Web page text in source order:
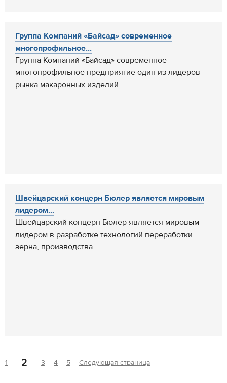
Группа Компаний «Байсад» современное
многопрофильное...
Группа Компаний «Байсад» современное
многопрофильное предприятие один из лидеров
рынка макаронных изделий....
Швейцарский концерн Бюлер является мировым
лидером...
Швейцарский концерн Бюлер является мировым
лидером в разработке технологий переработки
зерна, производства...
1 2 3 4 5 Следующая страница